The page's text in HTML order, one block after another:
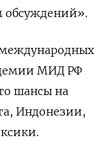
обсуждений».
МИД РФ
шансы на
Индонезии,